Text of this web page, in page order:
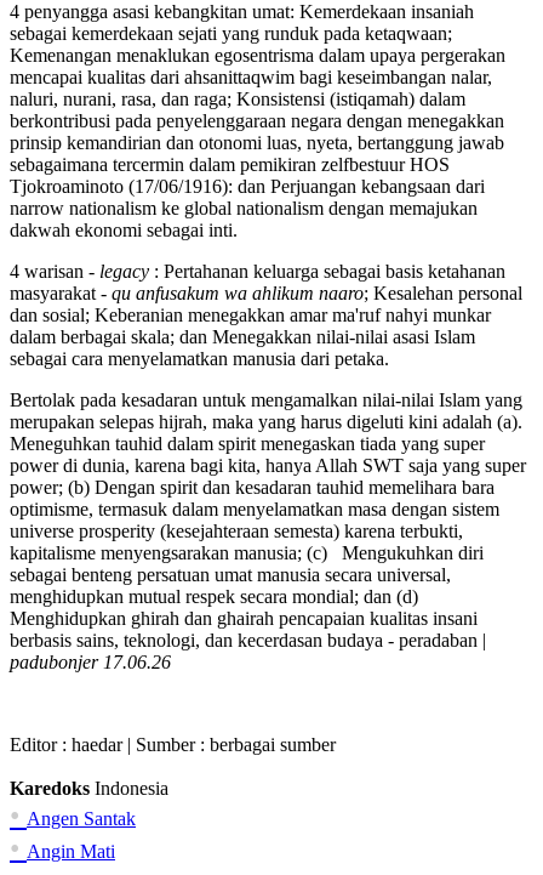
4 penyangga asasi kebangkitan umat: Kemerdekaan insaniah
sebagai kemerdekaan sejati yang runduk pada ketaqwaan;
Kemenangan menaklukan egosentrisma dalam upaya pergerakan
mencapai kualitas dari ahsanittaqwim bagi keseimbangan nalar,
naluri, nurani, rasa, dan raga; Konsistensi (istiqamah) dalam
berkontribusi pada penyelenggaraan negara dengan menegakkan
prinsip kemandirian dan otonomi luas, nyeta, bertanggung jawab
sebagaimana tercermin dalam pemikiran zelfbestuur HOS
Tjokroaminoto (17/06/1916): dan Perjuangan kebangsaan dari
narrow nationalism ke global nationalism dengan memajukan
dakwah ekonomi sebagai inti.
4 warisan - legacy : Pertahanan keluarga sebagai basis ketahanan
masyarakat - qu anfusakum wa ahlikum naaro; Kesalehan personal
dan sosial; Keberanian menegakkan amar ma'ruf nahyi munkar
dalam berbagai skala; dan Menegakkan nilai-nilai asasi Islam
sebagai cara menyelamatkan manusia dari petaka.
Bertolak pada kesadaran untuk mengamalkan nilai-nilai Islam yang
merupakan selepas hijrah, maka yang harus digeluti kini adalah (a).
Meneguhkan tauhid dalam spirit menegaskan tiada yang super
power di dunia, karena bagi kita, hanya Allah SWT saja yang super
power; (b) Dengan spirit dan kesadaran tauhid memelihara bara
optimisme, termasuk dalam menyelamatkan masa dengan sistem
universe prosperity (kesejahteraan semesta) karena terbukti,
kapitalisme menyengsarakan manusia; (c) Mengukuhkan diri
sebagai benteng persatuan umat manusia secara universal,
menghidupkan mutual respek secara mondial; dan (d)
Menghidupkan ghirah dan ghairah pencapaian kualitas insani
berbasis sains, teknologi, dan kecerdasan budaya - peradaban |
padubonjer 17.06.26
Editor : haedar| Sumber : berbagai sumber
Karedoks Indonesia
• Angen Santak
• Angin Mati